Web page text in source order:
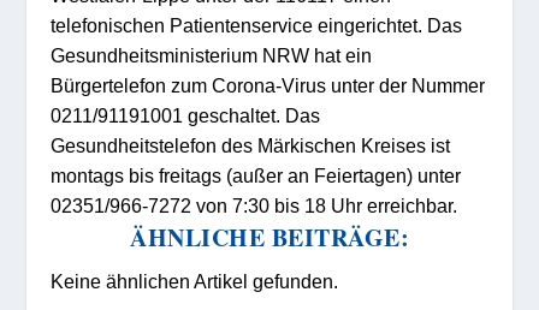
telefonischen Patientenservice eingerichtet. Das
Gesundheitsministerium NRW hat ein
Bürgertelefon zum Corona-Virus unter der Nummer
0211/91191001 geschaltet. Das
Gesundheitstelefon des Märkischen Kreises ist
montags bis freitags (außer an Feiertagen) unter
02351/966-7272 von 7:30 bis 18 Uhr erreichbar.
ÄHNLICHE BEITRÄGE:
Keine ähnlichen Artikel gefunden.